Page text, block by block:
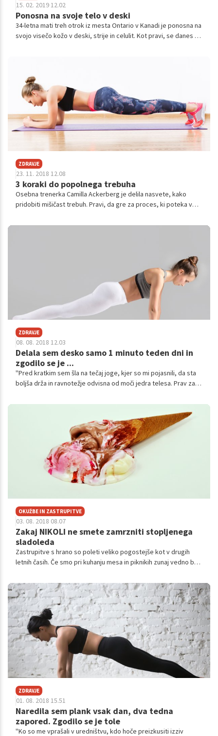
15. 02. 2019 12.02
Ponosna na svoje telo v deski
34-letna mati treh otrok iz mesta Ontario v Kanadi je ponosna na
svojo visečo kožo v deski, strije in celulit. Kot pravi, se danes v
ZDRAVJE
23. 11. 2018 12.08
3 koraki do popolnega trebuha
Osebna trenerka Camilla Ackerberg je delila nasvete, kako
pridobiti mišičast trebuh. Pravi, da gre za proces, ki poteka v
telovaditi tako, da se ne osredotočamo le na trebušne mišice,
ZDRAVJE
08. 08. 2018 12.03
Delala sem desko samo 1 minuto teden dni in
zgodilo se je ...
''Pred kratkim sem šla na tečaj joge, kjer so mi pojasnili, da sta
boljša drža in ravnotežje odvisna od moči jedra telesa. Prav zato
zapisala novinarka Michelle Mockler. Preverite, kaj se je zgodilo
OKUŽBE IN ZASTRUPITVE
03. 08. 2018 08.07
Zakaj NIKOLI ne smete zamrzniti stopljenega
sladoleda
Zastrupitve s hrano so poleti veliko pogostejše kot v drugih
letnih časih. Če smo pri kuhanju mesa in piknikih zunaj vedno bolj
Amreen Bashir, predavateljica iz Univerze Aston. Kot pravi, se
nas večina ne zaveda, da je potrebna previdnost tudi pri
sladicah.
ZDRAVJE
01. 08. 2018 15.51
Naredila sem plank vsak dan, dva tedna
zapored. Zgodilo se je tole
''Ko so me vprašali v uredništvu, kdo hoče preizkusiti izziv